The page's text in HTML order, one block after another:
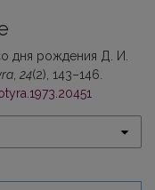
дня рождения Д. И.
, 24(2), 143–146.